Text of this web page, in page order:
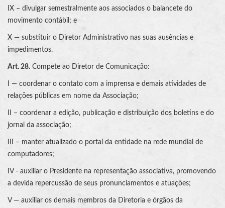
IX – divulgar semestralmente aos associados o balancete do
movimento contábil; e
X — substituir o Diretor Administrativo nas suas ausências e
impedimentos.
Art. 28. Compete ao Diretor de Comunicação:
I — coordenar o contato com a imprensa e demais atividades de
relações públicas em nome da Associação;
II – coordenar a edição, publicação e distribuição dos boletins e do
jornal da associação;
III – manter atualizado o portal da entidade na rede mundial de
computadores;
IV - auxiliar o Presidente na representação associativa, promovendo
a devida repercussão de seus pronunciamentos e atuações;
V — auxiliar os demais membros da Diretoria e órgãos da